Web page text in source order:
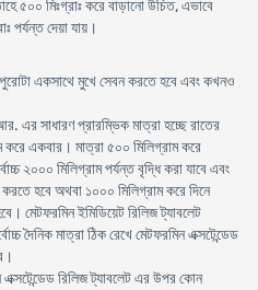
৫০০ মিঃগ্রাঃ করে বাড়ানো উচিত, এভাবে
পর্যন্ত দেয়া যায়।
একসাথে মুখে সেবন করতে হবে এবং কখনও
এর সাধারণ প্রারম্ভিক মাত্রা হচ্ছে রাতের
করে একবার। মাত্রা ৫০০ মিলিগ্রাম করে
২০০০ মিলিগ্রাম পর্যন্ত বৃদ্ধি করা যাবে এবং
হবে অথবা ১০০০ মিলিগ্রাম করে দিনে
মেটফরমিন ইমিডিয়েট রিলিজ ট্যাবলেট
দৈনিক মাত্রা ঠিক রেখে মেটফরমিন এক্সটেন্ডেড
এক্সটেন্ডেড রিলিজ ট্যাবলেট এর উপর কোন